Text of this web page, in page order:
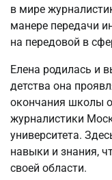
в мире
манере передачи
на передовой в
Елена родилась и
детства она
окончания школы
журналистики
университета.
навыки и знания,
своей области.